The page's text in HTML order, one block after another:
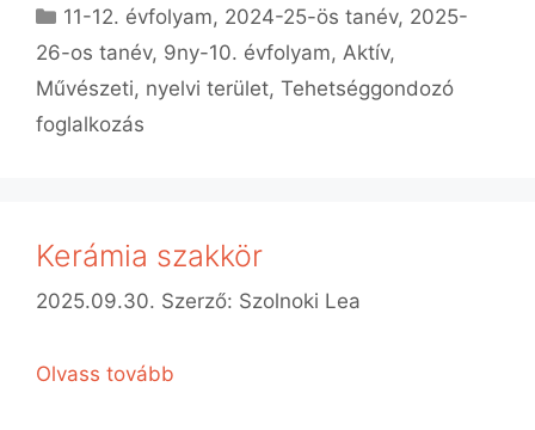
Kategória
11-12. évfolyam, 2024-25-ös tanév, 2025-
26-os tanév, 9ny-10. évfolyam, Aktív,
Művészeti, nyelvi terület, Tehetséggondozó
foglalkozás
Kerámia szakkör
2025.09.30. Szerző: Szolnoki Lea
Olvass tovább